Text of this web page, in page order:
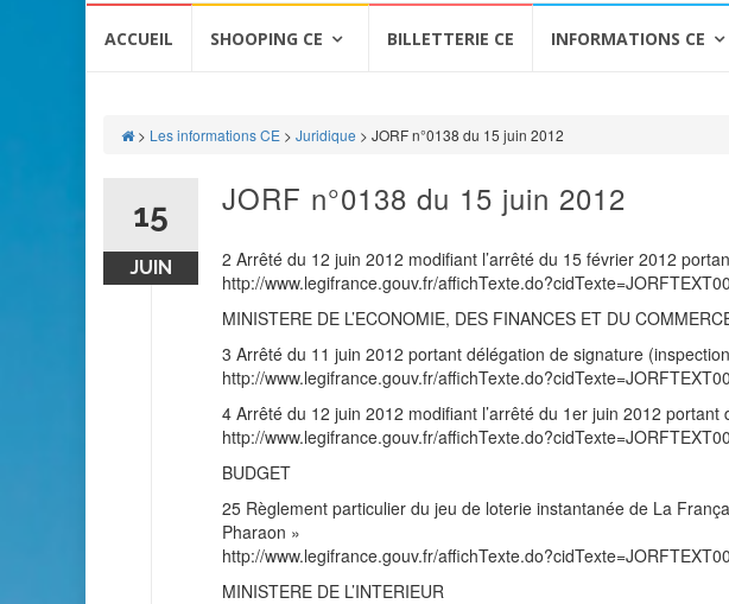
ACCUEIL SHOOPING CE BILLETTERIE CE INFORMATIONS CE
> Les informations CE > Juridique > JORF n°0138 du 15 juin 2012
15
JUIN
JORF n°0138 du 15 juin 2012
2 Arrêté du 12 juin 2012 modifiant l’arrêté du 15 février 2012
http://www.legifrance.gouv.fr/
MINISTERE DE L’ECONOMIE, DES FINANCES ET DU
3 Arrêté du 11 juin 2012 portant délégation de signature
http://www.legifrance.gouv.fr/
4 Arrêté du 12 juin 2012 modifiant l’arrêté du 1er juin 2012
http://www.legifrance.gouv.fr/
BUDGET
25 Règlement particulier du jeu de loterie instantanée de La
Pharaon »
http://www.legifrance.gouv.fr/
MINISTERE DE L’INTERIEUR